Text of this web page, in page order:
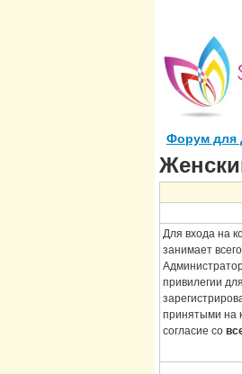
Форум для
Для входа на
занимает
привилегии
принятыми на
согласие со